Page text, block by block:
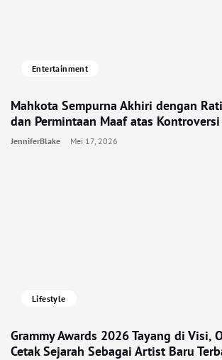
Entertainment
Mahkota Sempurna Akhiri dengan
dan Permintaan Maaf atas
JenniferBlake Mei 17, 2026
Lifestyle
Grammy Awards 2026 Tayang di Visi,
Cetak Sejarah Sebagai Artist Baru